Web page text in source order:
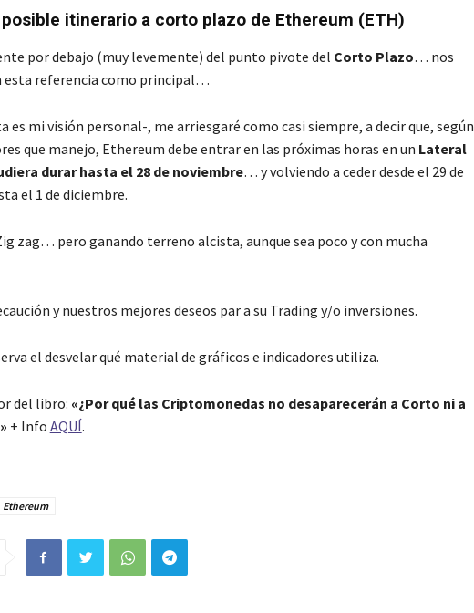
itinerario a corto plazo de Ethereum (ETH)
por debajo (muy levemente) del punto pivote del Corto Plazo… nos
esta referencia como principal…
es mi visión personal-, me arriesgaré como casi siempre, a decir que, según
que manejo, Ethereum debe entrar en las próximas horas en un Lateral
durar hasta el 28 de noviembre… y volviendo a ceder desde el 29 de
el 1 de diciembre.
zag… pero ganando terreno alcista, aunque sea poco y con mucha
y nuestros mejores deseos par a su Trading y/o inversiones.
el desvelar qué material de gráficos e indicadores utiliza.
del libro: «¿Por qué las Criptomonedas no desaparecerán a Corto ni a
+ Info AQUÍ.
Ethereum